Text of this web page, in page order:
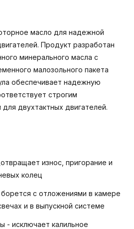
масло для надежной
Продукт разработан
минерального масла с
малозольного пакета
обеспечивает надежную
строгим
двухтактных двигателей.
износ, пригорание и
колец
борется с отложениями в камере
и в выпускной системе
- исключает калильное